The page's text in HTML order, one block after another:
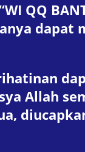
QQ
Allah